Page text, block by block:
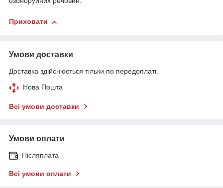
Приховати
Умови доставки
Доставка здійснюється тільки по передоплаті.
Нова Пошта
Всі умови доставки
Умови оплати
Післяплата
Всі умови оплати